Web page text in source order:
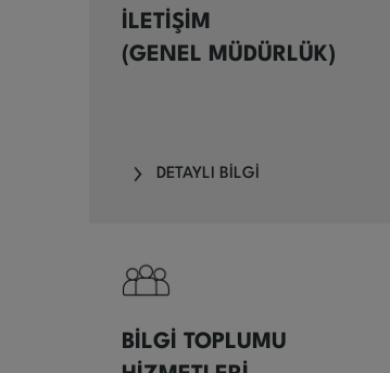
İLETİŞİM
(GENEL MÜDÜRLÜK)
DETAYLI BİLGİ
BİLGİ TOPLUMU